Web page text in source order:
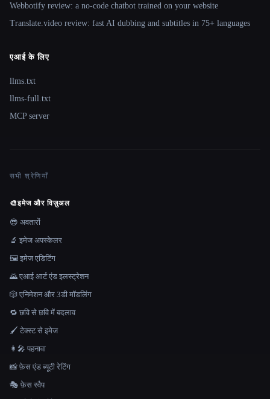
Webbotify review: a no-code chatbot trained on your website
Translate.video review: fast AI dubbing and subtitles in 75+ languages
एआई के लिए
llms.txt
llms-full.txt
MCP server
सभी श्रेणियाँ
🎨इमेज और विज़ुअल
😎 अवतारों
🔬 इमेज अपस्केलर
🖼️ इमेज एडिटिंग
🌄 एआई आर्ट एंड इलस्ट्रेशन
🎲 एनिमेशन और 3डी मॉडलिंग
🔁 छवि से छवि में बदलाव
🖌️ टेक्स्ट से इमेज
👩‍🎤 पहनावा
📸 फ़ेस एंड ब्यूटी रेटिंग
🎭 फ़ेस स्वैप